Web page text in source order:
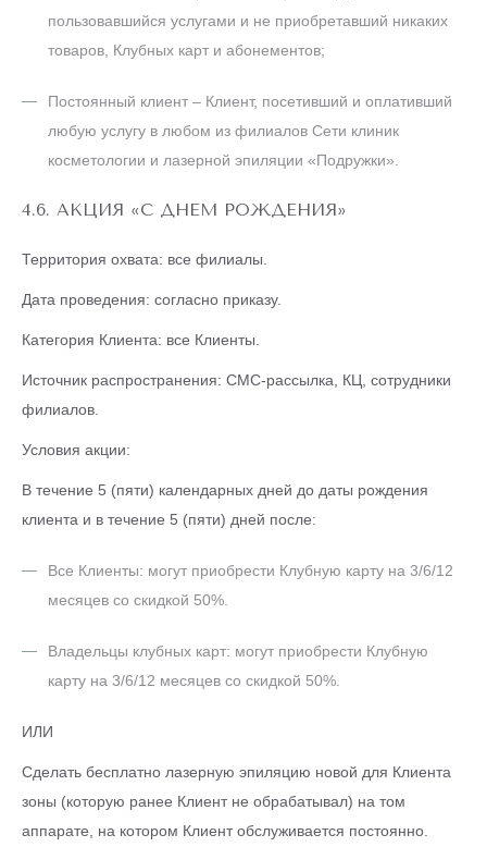
пользовавшийся услугами и не приобретавший никаких
товаров, Клубных карт и абонементов;
Постоянный клиент – Клиент, посетивший и оплативший
любую услугу в любом из филиалов Сети клиник
косметологии и лазерной эпиляции «Подружки».
4.6. АКЦИЯ «С ДНЕМ РОЖДЕНИЯ»
Территория охвата: все филиалы.
Дата проведения: согласно приказу.
Категория Клиента: все Клиенты.
Источник распространения: СМС-рассылка, КЦ, сотрудники
филиалов.
Условия акции:
В течение 5 (пяти) календарных дней до даты рождения
клиента и в течение 5 (пяти) дней после:
Все Клиенты: могут приобрести Клубную карту на 3/6/12
месяцев со скидкой 50%.
Владельцы клубных карт: могут приобрести Клубную
карту на 3/6/12 месяцев со скидкой 50%.
ИЛИ
Сделать бесплатно лазерную эпиляцию новой для Клиента
зоны (которую ранее Клиент не обрабатывал) на том
аппарате, на котором Клиент обслуживается постоянно.